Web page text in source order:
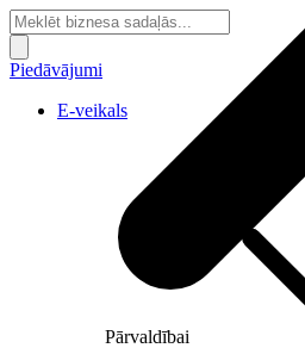
Pārvaldībai
Piedāvājumi
E-veikals